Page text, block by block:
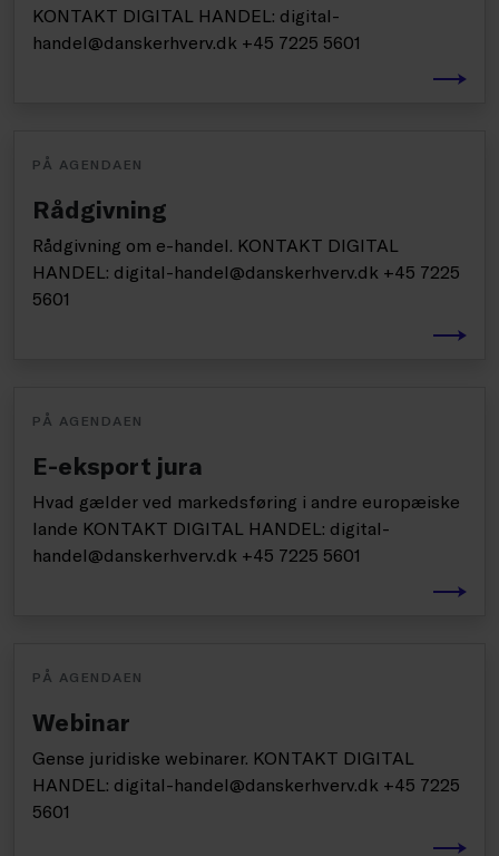
KONTAKT DIGITAL HANDEL: digital-
handel@danskerhverv.dk +45 7225 5601
PÅ AGENDAEN
Rådgivning
Rådgivning om e-handel. KONTAKT DIGITAL
HANDEL: digital-handel@danskerhverv.dk +45 7225
5601
PÅ AGENDAEN
E-eksport jura
Hvad gælder ved markedsføring i andre europæiske
lande KONTAKT DIGITAL HANDEL: digital-
handel@danskerhverv.dk +45 7225 5601
PÅ AGENDAEN
Webinar
Gense juridiske webinarer. KONTAKT DIGITAL
HANDEL: digital-handel@danskerhverv.dk +45 7225
5601